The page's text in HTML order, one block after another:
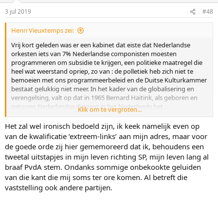
3 jul 2019 #48
Henri Vieuxtemps zei:
Vrij kort geleden was er een kabinet dat eiste dat Nederlandse
orkesten iets van 7% Nederlandse componisten moesten
programmeren om subsidie te krijgen, een politieke maatregel die
heel wat weerstand opriep, zo van : de polletiek heb zich niet te
bemoeien met ons programmeerbeleid en de Duitse Kulturkammer
bestaat gelukkig niet meer. In het kader van de globalisering en
verengelsing, valt op dat in 1965 Bernard Haitink, als geboren en
getogen Nederlandse dirigent in het Nederlands het
Concertgebouworkest dirigeert (en verdikkeme , verdomme roept
als het niet gaat zoals hij wil en tegen de harpist : "speelt u wel de
goede noten?")
Klik om te vergroten...
Het zal wel ironisch bedoeld zijn, ik keek namelijk even op
van de kwalificatie ‘extreem-links’ aan mijn adres, maar voor
de goede orde zij hier gememoreerd dat ik, behoudens een
tweetal uitstapjes in mijn leven richting SP, mijn leven lang al
braaf PvdA stem. Ondanks sommige onbekookte geluiden
van die kant die mij soms ter ore komen. Al betreft die
vaststelling ook andere partijen.